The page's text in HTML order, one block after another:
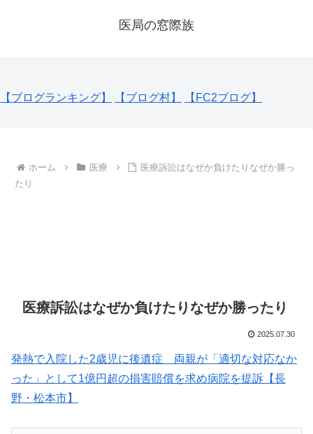
医局の窓際族
【ブログランキング】 【ブログ村】 【FC2ブログ】
ホーム 医療
医療訴訟はなぜか負けたりなぜか勝っ
たり
医療訴訟はなぜか負けたりなぜか勝ったり
2025.07.30
発熱で入院した2歳児に後遺症 両親が「適切な対応なか
った」として1億円超の損害賠償を求め病院を提訴【長
野・松本市】